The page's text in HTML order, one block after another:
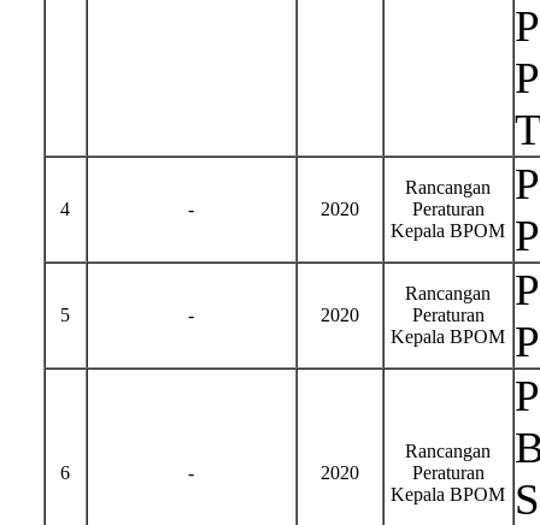
4 - 2020
Rancangan
Peraturan
Kepala BPOM
5 - 2020
Rancangan
Peraturan
Kepala BPOM
6 - 2020
Rancangan
Peraturan
Kepala BPOM